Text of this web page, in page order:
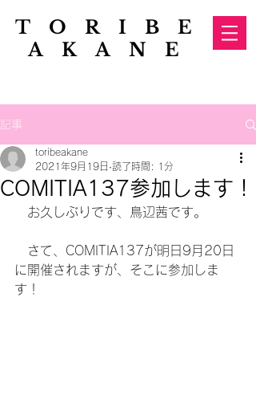
TORIBE
AKANE
記事
COMITIA137参加します！
toribeakane
2021年9月19日 読了時間: 1分
お久しぶりです、鳥辺茜です。
さて、COMITIA137が明日9月20日
に開催されますが、そこに参加しま
す！